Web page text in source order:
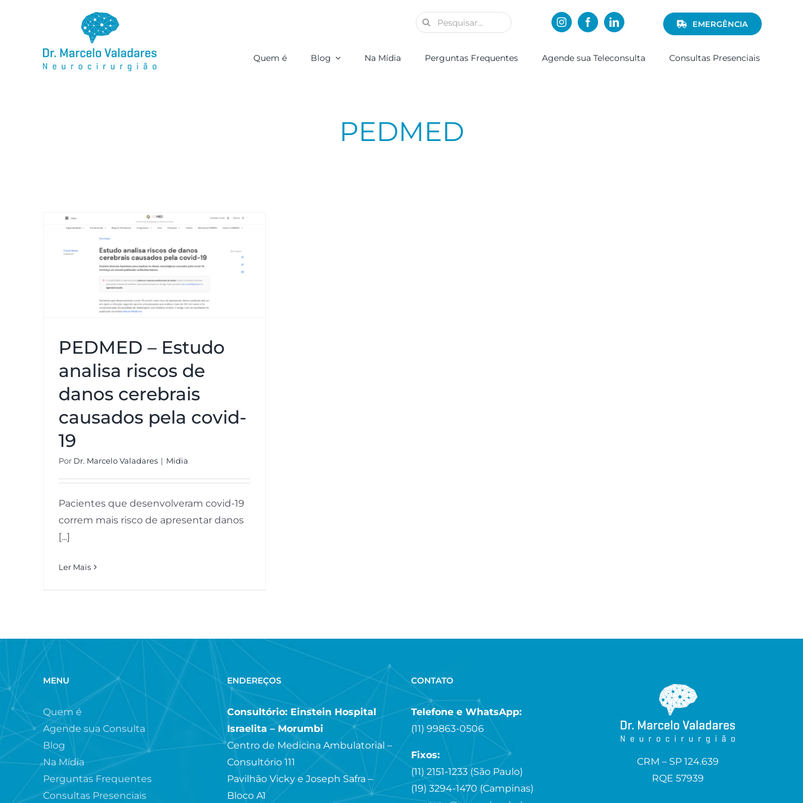
conteúdo
Buscar
resultados
para:
EMERGÊNCIA
Quem é Blog Na Mídia Perguntas Frequentes Agende sua Teleconsulta Consultas Presenciais
PEDMED
PEDMED – Estudo analisa
riscos de danos cerebrais
causados pela covid-19
PEDMED – Estudo
analisa riscos de
danos cerebrais
causados pela covid-
19
Por Dr. Marcelo Valadares | Midia
Pacientes que desenvolveram covid-19
correm mais risco de apresentar danos
[...]
Ler Mais
MENU
Quem é
Agende sua Consulta
Blog
Na Mídia
Perguntas Frequentes
Consultas Presenciais
ENDEREÇOS
Consultório: Einstein Hospital
Israelita – Morumbi
Centro de Medicina Ambulatorial –
Consultório 111
Pavilhão Vicky e Joseph Safra –
Bloco A1
CONTATO
Telefone e WhatsApp:
(11) 99863-0506
Fixos:
(11) 2151-1233 (São Paulo)
(19) 3294-1470 (Campinas)
CRM – SP 124.639
RQE 57939